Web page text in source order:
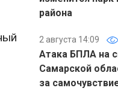
района
2 августа 14:09
Атака БПЛА на
Самарской
за